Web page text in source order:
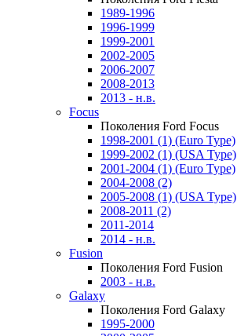
1989-1996
1996-1999
1999-2001
2002-2005
2006-2007
2008-2013
2013 - н.в.
Focus
Поколения Ford Focus
1998-2001 (1) (Euro Type)
1999-2002 (1) (USA Type)
2001-2004 (1) (Euro Type)
2004-2008 (2)
2005-2008 (1) (USA Type)
2008-2011 (2)
2011-2014
2014 - н.в.
Fusion
Поколения Ford Fusion
2003 - н.в.
Galaxy
Поколения Ford Galaxy
1995-2000